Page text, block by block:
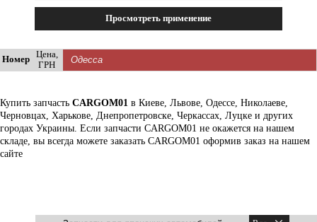
Просмотреть применение
Номер
Цена,
ГРН
Купить запчасть CARGOM01 в Киеве, Львове, Одессе, Николаеве,
Черновцах, Харькове, Днепропетровске, Черкассах, Луцке и других
городах Украины. Если запчасти CARGOM01 не окажется на нашем
складе, вы всегда можете заказать CARGOM01 оформив заказ на нашем
сайте